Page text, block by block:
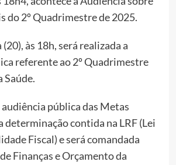
do 2º Quadrimestre de 2025.
às 18h, será realizada a
referente ao 2º Quadrimestre
Saúde.
pública das Metas
determinação contida na LRF (Lei
Fiscal) e será comandada
Finanças e Orçamento da